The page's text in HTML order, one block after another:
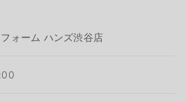
ォーム ハンズ渋谷店